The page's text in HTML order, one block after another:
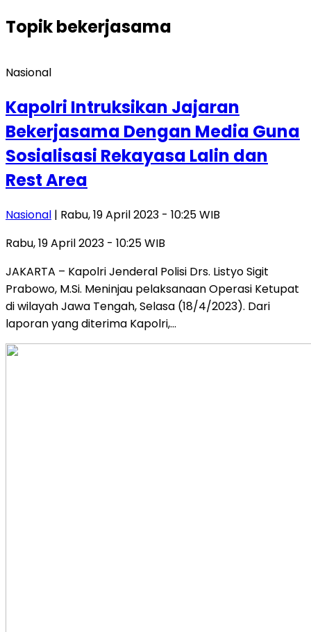
Topikbekerjasama
Nasional
Kapolri Intruksikan Jajaran
Bekerjasama Dengan Media Guna
Sosialisasi Rekayasa Lalin dan
Rest Area
Nasional | Rabu, 19 April 2023 - 10:25 WIB
Rabu, 19 April 2023 - 10:25 WIB
JAKARTA – Kapolri Jenderal Polisi Drs. Listyo Sigit
Prabowo, M.Si. Meninjau pelaksanaan Operasi Ketupat
di wilayah Jawa Tengah, Selasa (18/4/2023). Dari
laporan yang diterima Kapolri,…